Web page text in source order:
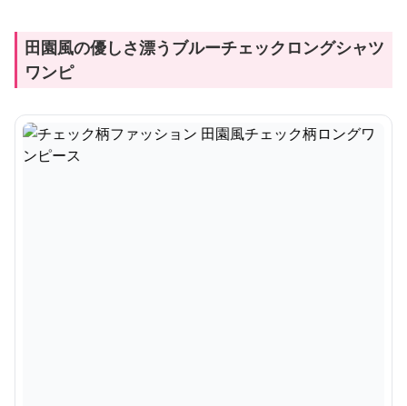
田園風の優しさ漂うブルーチェックロングシャツ
ワンピ